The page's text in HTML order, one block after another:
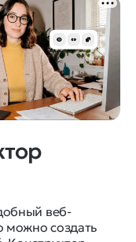
веб-
можно создать